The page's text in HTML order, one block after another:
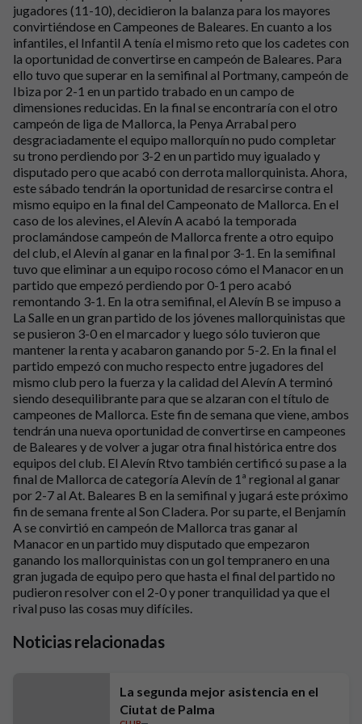
jugadores (11-10), decidieron la balanza para los mayores
convirtiéndose en Campeones de Baleares. En cuanto a los
infantiles, el Infantil A tenía el mismo reto que los cadetes con
la oportunidad de convertirse en campeón de Baleares. Para
ello tuvo que superar en la semifinal al Portmany, campeón de
Ibiza por 2-1 en un partido trabado en un campo de
dimensiones reducidas. En la final se encontraría con el otro
campeón de liga de Mallorca, la Penya Arrabal pero
desgraciadamente el equipo mallorquín no pudo completar
su trono perdiendo por 3-2 en un partido muy igualado y
disputado pero que acabó con derrota mallorquinista. Ahora,
este sábado tendrán la oportunidad de resarcirse contra el
mismo equipo en la final del Campeonato de Mallorca. En el
caso de los alevines, el Alevín A acabó la temporada
proclamándose campeón de Mallorca frente a otro equipo
del club, el Alevín al ganar en la final por 3-1. En la semifinal
tuvo que eliminar a un equipo rocoso cómo el Manacor en un
partido que empezó perdiendo por 0-1 pero acabó
remontando 3-1. En la otra semifinal, el Alevín B se impuso a
La Salle en un gran partido de los jóvenes mallorquinistas que
se pusieron 3-0 en el marcador y luego sólo tuvieron que
mantener la renta y acabaron ganando por 5-2. En la final el
partido empezó con mucho respecto entre jugadores del
mismo club pero la fuerza y la calidad del Alevín A terminó
siendo desequilibrante para que se alzaran con el título de
campeones de Mallorca. Este fin de semana que viene, ambos
tendrán una nueva oportunidad de convertirse en campeones
de Baleares y de volver a jugar otra final histórica entre dos
equipos del club. El Alevín Rtvo también certificó su pase a la
final de Mallorca de categoría Alevín de 1ª regional al ganar
por 2-7 al At. Baleares B en la semifinal y jugará este próximo
fin de semana frente al Son Cladera. Por su parte, el Benjamín
A se convirtió en campeón de Mallorca tras ganar al
Manacor en un partido muy disputado que empezaron
ganando los mallorquinistas con un gol tempranero en una
gran jugada de equipo pero que hasta el final del partido no
pudieron resolver con el 2-0 y poner tranquilidad ya que el
rival puso las cosas muy difíciles.
Noticias relacionadas
La segunda mejor asistencia en el
Ciutat de Palma